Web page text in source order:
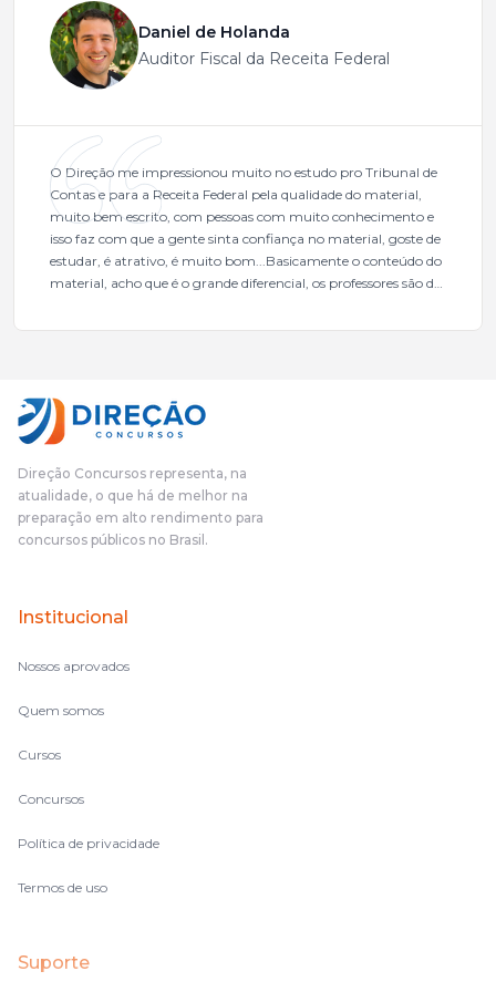
Daniel de Holanda
Auditor Fiscal da Receita Federal
O Direção me impressionou muito no estudo pro Tribunal de
Contas e para a Receita Federal pela qualidade do material,
muito bem escrito, com pessoas com muito conhecimento e
isso faz com que a gente sinta confiança no material, goste de
estudar, é atrativo, é muito bom...Basicamente o conteúdo do
material, acho que é o grande diferencial, os professores são de
mais excelentes cargos da administração pública.Eu sempre
fundamental na minha derrota no ano passado para que eu
pudesse enxergar o que eu errei e corrigir minha rota.E além
das aulas vocês(Direção Concursos), que fizeram um
o aluno, além de ter que estudar, ele tem que perder tempo
fazendo um cronograma, num pós- edital é muito
complicado, é uma avalanche de informação, então vocês
terem feito isso é muito bacana, porque quando eu me sentia
no volume de matérias.
Direção Concursos representa, na
atualidade, o que há de melhor na
preparação em alto rendimento para
concursos públicos no Brasil.
Institucional
Nossos aprovados
Quem somos
Cursos
Concursos
Política de privacidade
Termos de uso
Suporte